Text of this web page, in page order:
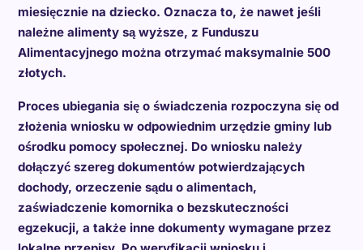
miesięcznie na dziecko. Oznacza to, że nawet jeśli
należne alimenty są wyższe, z Funduszu
Alimentacyjnego można otrzymać maksymalnie 500
złotych.
Proces ubiegania się o świadczenia rozpoczyna się od
złożenia wniosku w odpowiednim urzędzie gminy lub
ośrodku pomocy społecznej. Do wniosku należy
dołączyć szereg dokumentów potwierdzających
dochody, orzeczenie sądu o alimentach,
zaświadczenie komornika o bezskuteczności
egzekucji, a także inne dokumenty wymagane przez